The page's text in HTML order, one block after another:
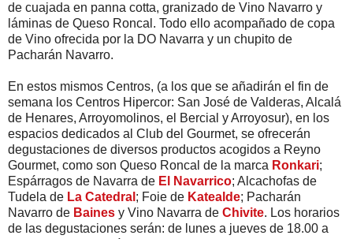
de cuajada en panna cotta, granizado de Vino Navarro y
láminas de Queso Roncal. Todo ello acompañado de copa
de Vino ofrecida por la DO Navarra y un chupito de
Pacharán Navarro.
En estos mismos Centros, (a los que se añadirán el fin de
semana los Centros Hipercor: San José de Valderas, Alcalá
de Henares, Arroyomolinos, el Bercial y Arroyosur), en los
espacios dedicados al Club del Gourmet, se ofrecerán
degustaciones de diversos productos acogidos a Reyno
Gourmet, como son Queso Roncal de la marca Ronkari;
Espárragos de Navarra de El Navarrico; Alcachofas de
Tudela de La Catedral ; Foie de Katealde; Pacharán
Navarro de Baines y Vino Navarra de Chivite. Los horarios
de las degustaciones serán: de lunes a jueves de 18.00 a